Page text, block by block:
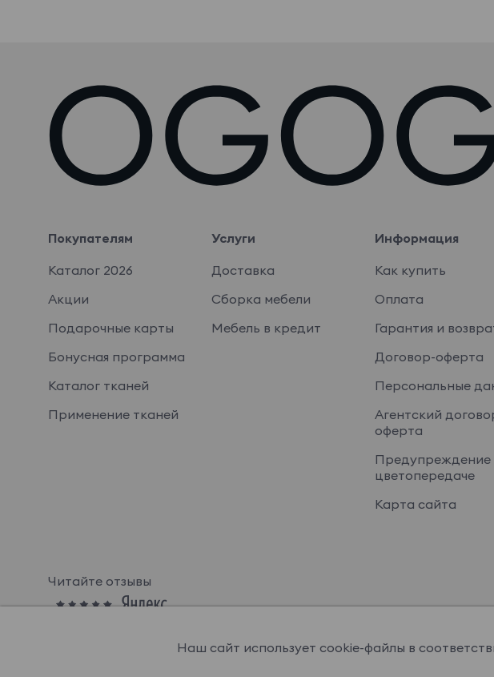
Покупателям
Каталог 2026
Акции
Подарочные карты
Бонусная программа
Каталог тканей
Применение тканей
Услуги
Доставка
Сборка мебели
Мебель в кредит
Информация
Как купить
Оплата
Гарантия и
Договор-оферта
Персональные
Агентский
оферта
Предупреждение
цветопередаче
Карта сайта
Читайте отзывы
© OGOGOHOME, 2026Наш сайт использует cookie-файлы в